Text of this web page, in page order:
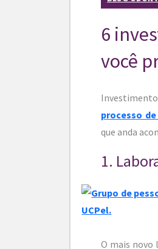
6
você
processo
que anda
1.
O mais novo